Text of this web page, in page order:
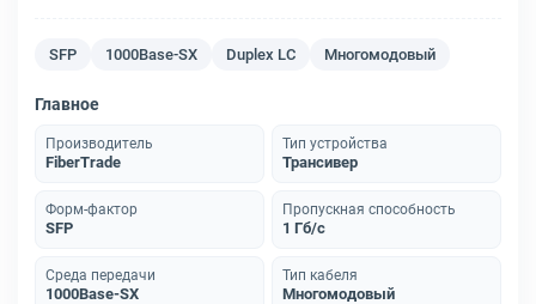
SFP 1000Base-SX Duplex LC Многомодовый
Главное
Производитель
FiberTrade
Тип устройства
Трансивер
Форм-фактор
SFP
Пропускная способность
1 Гб/с
Среда передачи
1000Base-SX
Тип кабеля
Многомодовый